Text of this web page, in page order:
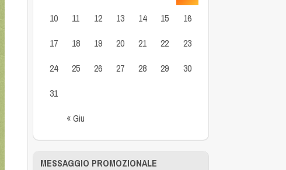
« Giu
10
11 12 13 14 15
16
17
18 19 20 21 22
23
24
25 26 27 28 29
30
31
MESSAGGIO PROMOZIONALE